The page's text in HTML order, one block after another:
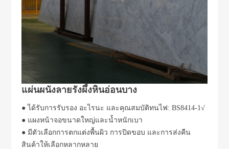
แผ่นผนังลายรังผึ้งหินอ่อนบาง
● ได้รับการรับรอง อะไรนะ และคุณสมบัติทนไฟ: BS8414-1√
● แผงหน้าจอขนาดใหญ่และน้ำหนักเบา
● มีตัวเลือกการตกแต่งพื้นผิว การปิดขอบ และการส่งคืน
สินค้าให้เลือกหลากหลาย